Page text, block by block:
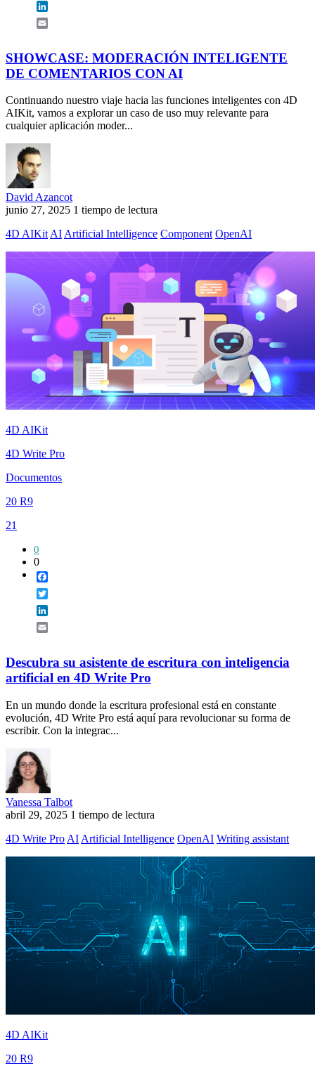
SHOWCASE: MODERACIÓN INTELIGENTE
DE COMENTARIOS CON AI
Continuando nuestro viaje hacia las funciones inteligentes con 4D
AIKit, vamos a explorar un caso de uso muy relevante para
cualquier aplicación moder...
David Azancot
junio 27, 2025 1 tiempo de lectura
4D AIKit AI Artificial Intelligence Component OpenAI
4D AIKit
4D Write Pro
Documentos
20 R9
21
0
0
Descubra su asistente de escritura con inteligencia
artificial en 4D Write Pro
En un mundo donde la escritura profesional está en constante
evolución, 4D Write Pro está aquí para revolucionar su forma de
escribir. Con la integrac...
Vanessa Talbot
abril 29, 2025 1 tiempo de lectura
4D Write Pro AI Artificial Intelligence OpenAI Writing assistant
4D AIKit
20 R9